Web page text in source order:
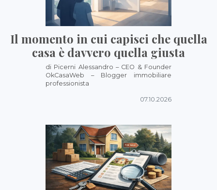
Il momento in cui capisci che quella
casa è davvero quella giusta
di Picerni Alessandro – CEO & Founder
OkCasaWeb – Blogger immobiliare
professionista
07.10.2026